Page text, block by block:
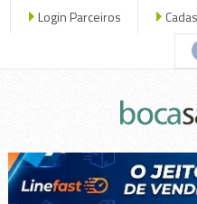
Login Parceiros